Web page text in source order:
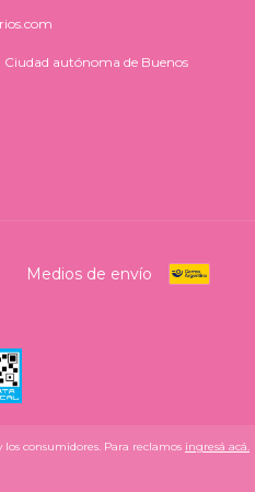
Ciudad autónoma de Buenos
Medios de envío
los consumidores. Para reclamos ingresá acá.